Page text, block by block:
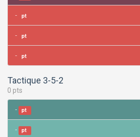
- pt
- pt
- pt
Tactique 3-5-2
0 pts
- pt
- pt